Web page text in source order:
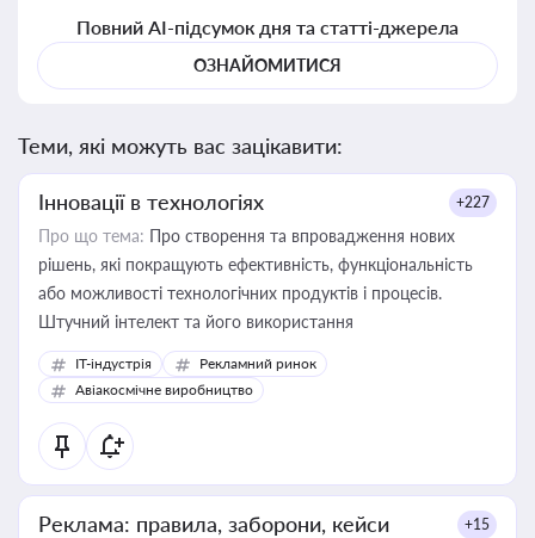
Повний AI-підсумок дня та статті-джерела
ОЗНАЙОМИТИСЯ
Теми, які можуть вас зацікавити:
Інновації в технологіях +227
Про що тема: Про створення та впровадження нових
рішень, які покращують ефективність, функціональність
або можливості технологічних продуктів і процесів.
Штучний інтелект та його використання
IT-індустрія
Рекламний ринок
Авіакосмічне виробництво
Реклама: правила, заборони, кейси +15